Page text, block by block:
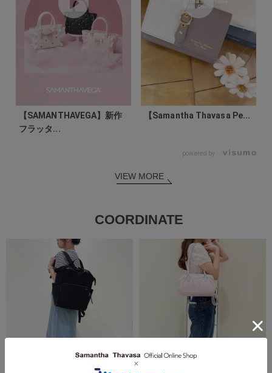
【SAMANTHAVEGA】新作
フラッタ...
【Samantha Thavasa Pe...
powered by
VIEW MORE
COORDINATE